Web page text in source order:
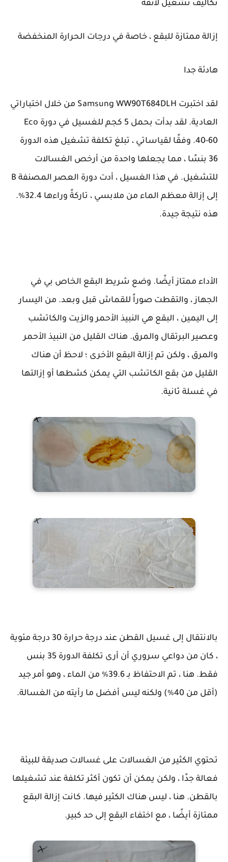
تكاليف تشغيل لائقة
إزالة ممتازة للبقع ، خاصة في درجات الحرارة المنخفضة
هادئة جدا
لقد اختبرت Samsung WW90T684DLH من خلال اختباراتي
العادية. لقد بدأت بحمل 5 كجم للغسيل في دورة Eco
40-60. وفقًا لقياساتي ، تبلغ تكلفة تشغيل هذه الدورة
36 بنسًا ، مما يجعلها واحدة من أرخص الغسالات
للتشغيل. في هذا الغسيل ، أدت دورة العصر المصنفة B
إلى إزالة معظم الماء من ملابسي ، تاركةً وراءها 32.4٪.
هذه نتيجة جيدة.
الأداء ممتاز أيضًا. وضع شريط البقع الخاص بي في
الجهاز ، والتقطت صوراً للقماش قبل وبعد. من اليسار
إلى اليمين ، البقع هي النبيذ الأحمر والزيت والكاتشب
وعصير البرتقال والمرق. هناك القليل من النبيذ الأحمر
والمرق ، ولكن تم إزالة البقع الأخرى ؛ لاحظ أن هناك
القليل من بقع الكاتشب التي يمكن كشطها أو إزالتها
في غسلة ثانية.
بالانتقال إلى غسيل القطن عند درجة حرارة 30 درجة مئوية
، كان من دواعي سروري أن أرى تكلفة الدورة 35 بنس
فقط. هنا ، تم الاحتفاظ بـ 39.6٪ من الماء ، وهو أمر جيد
(أقل من 40٪) ولكنه ليس أفضل ما رأيته من الغسالة.
تحتوي الكثير من الغسالات على غسالات صديقة للبيئة
فعالة جدًا ، ولكن يمكن أن تكون أكثر تكلفة عند تشغيلها
بالقطن. هنا ، ليس هناك الكثير فيها. كانت إزالة البقع
ممتازة أيضًا ، مع اختفاء البقع إلى حد كبير.